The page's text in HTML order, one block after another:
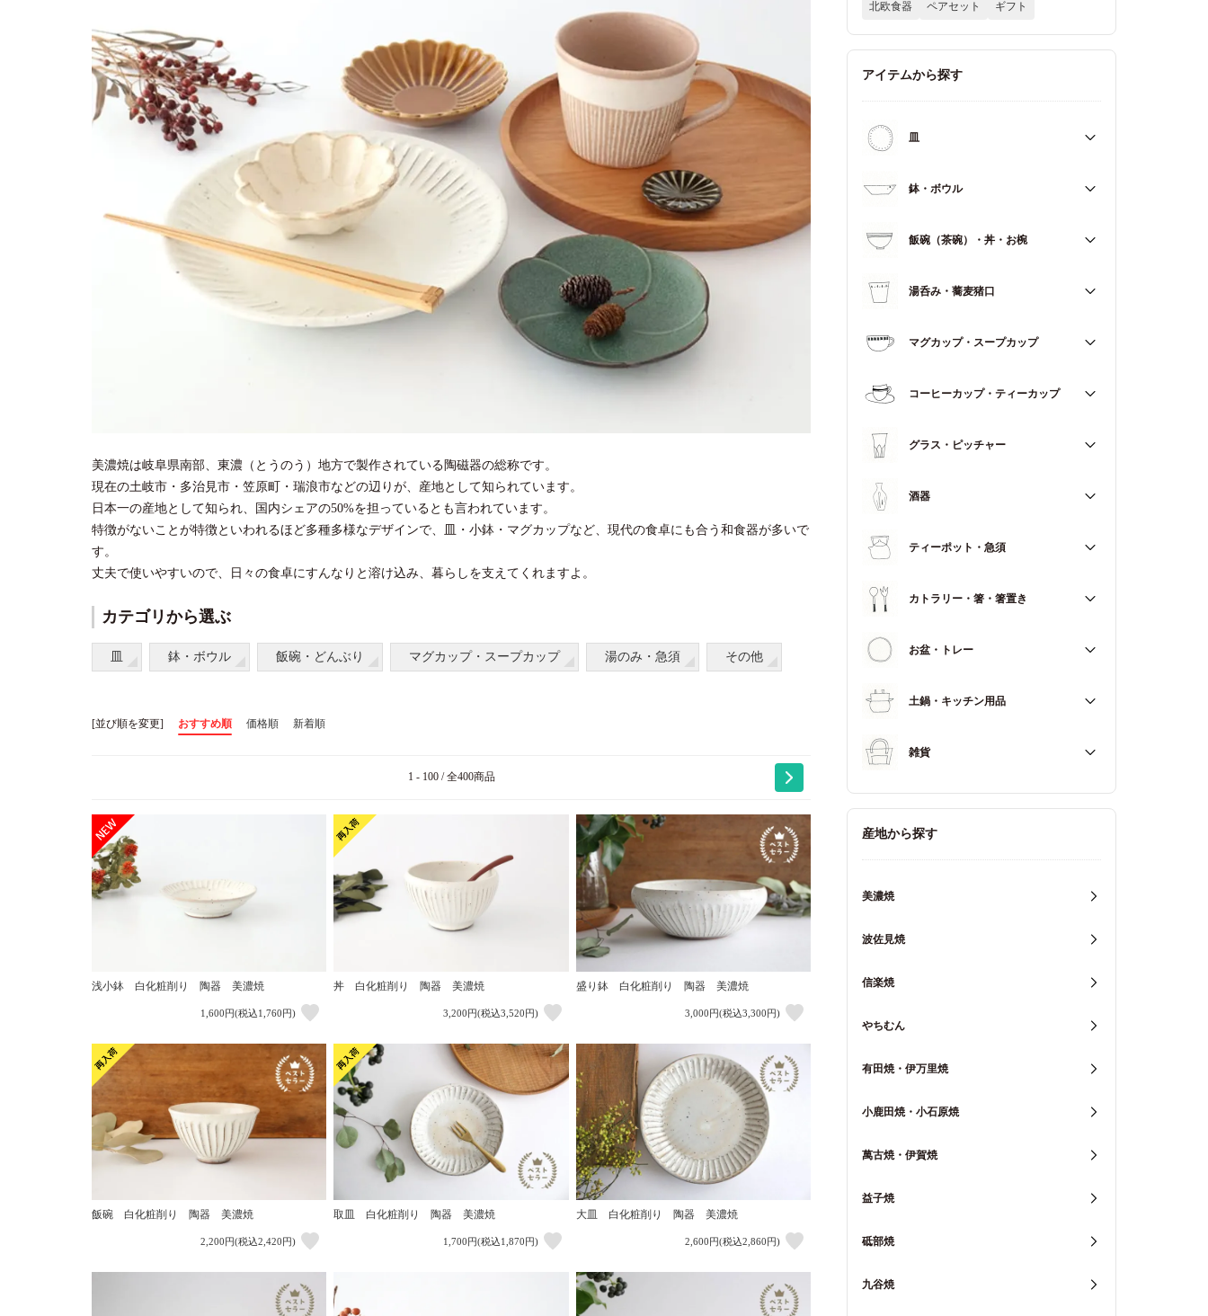
美濃焼は岐阜県南部、東濃（とうのう）地方で製作されている陶磁器の総称です。
現在の土岐市・多治見市・笠原町・瑞浪市などの辺りが、産地として知られています。
日本一の産地として知られ、国内シェアの50%を担っているとも言われています。
特徴がないことが特徴といわれるほど多種多様なデザインで、皿・小鉢・マグカップなど、現代の食卓にも合う和食器が多いで
す。
丈夫で使いやすいので、日々の食卓にすんなりと溶け込み、暮らしを支えてくれますよ。
カテゴリから選ぶ
鉢・ボウル 飯碗・どんぶり マグカップ・スープカップ 湯のみ・急須 その他
[並び順を変更] おすすめ順 価格順 新着順
1 - 100 / 全400商品
浅小鉢 白化粧削り 陶器 美濃焼
1,600円(税込1,760円)
丼 白化粧削り 陶器 美濃焼
3,200円(税込3,520円)
盛り鉢 白化粧削り 陶器 美濃焼
3,000円(税込3,300円)
飯碗 白化粧削り 陶器 美濃焼
2,200円(税込2,420円)
取皿 白化粧削り 陶器 美濃焼
1,700円(税込1,870円)
大皿 白化粧削り 陶器 美濃焼
2,600円(税込2,860円)
北欧食器 ペアセット ギフト
アイテムから探す
皿
すべて
取皿・中皿（15～20cm）
鉢・ボウル
すべて
中鉢（13～17cm）
飯碗（茶碗）・丼・お椀
すべて
丼（どんぶり）
湯呑み・蕎麦猪口
蕎麦猪口（そばちょこ）
マグカップ・スープカップ
スープカップ
コーヒーカップ・ティーカップ
グラス・ピッチャー
すべて
酒器
お猪口（おちょこ）
ティーポット・急須
カトラリー・箸・箸置き
すべて
箸
お盆・トレー
すべて
土鍋・キッチン用品
すべて
キッチン用品
重箱・弁当箱
雑貨
すべて
産地から探す
美濃焼
波佐見焼
信楽焼
やちむん
有田焼・伊万里焼
小鹿田焼・小石原焼
萬古焼・伊賀焼
益子焼
砥部焼
九谷焼